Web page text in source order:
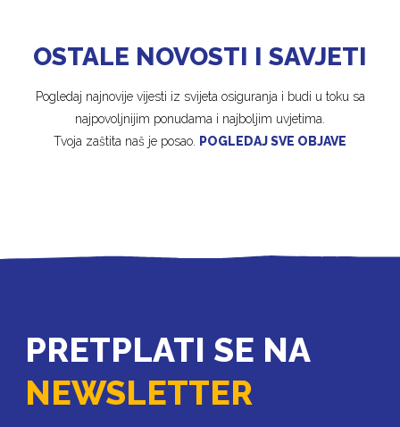
OSTALE NOVOSTI I SAVJETI
Pogledaj najnovije vijesti iz svijeta osiguranja i budi u toku sa
najpovoljnijim ponudama i najboljim uvjetima.
Tvoja zaštita naš je posao.
POGLEDAJ SVE OBJAVE
PRETPLATI SE NA
NEWSLETTER